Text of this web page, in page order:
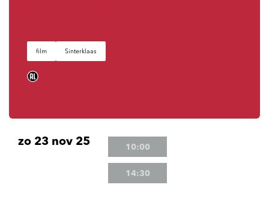
film Sinterklaas
zo 23 nov 25 10:00
14:30